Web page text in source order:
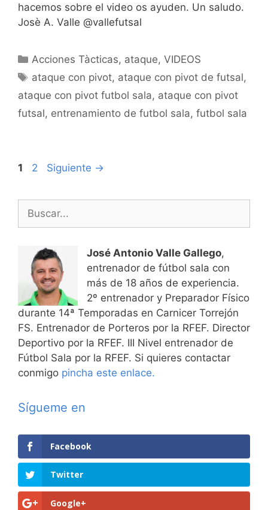
hacemos sobre el video os ayuden. Un saludo.
Josè A. Valle @vallefutsal
Categorías
Acciones Tàcticas, ataque,VIDEOS
Etiquetas
ataque con pivot, ataque con pivot de futsal,
ataque con pivot futbol sala, ataque con pivot
futsal, entrenamiento de futbol sala, futbol sala
Navegación
entradas
Página
1 Página
2 Siguiente →
José Antonio Valle Gallego,
entrenador de fútbol sala con
más de 18 años de experiencia.
2º entrenador y Preparador Físico
durante 14ª Temporadas en Carnicer Torrejón
FS. Entrenador de Porteros por la RFEF. Director
Deportivo por la RFEF. III Nivel entrenador de
Fútbol Sala por la RFEF. Si quieres contactar
conmigo pincha este enlace.
Sígueme en
Facebook
Twitter
Google+